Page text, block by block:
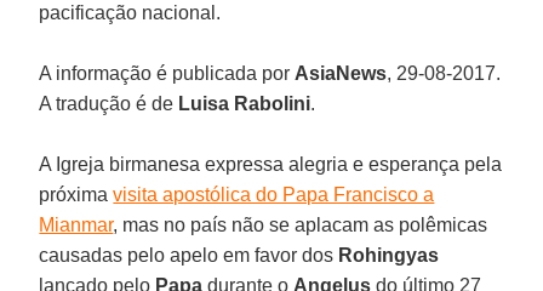
pacificação nacional.
A informação é publicada por AsiaNews, 29-08-2017.
A tradução é de Luisa Rabolini.
A Igreja birmanesa expressa alegria e esperança pela
próximavisita apostólica do Papa Francisco a
Mianmar, mas no país não se aplacam as polêmicas
causadas pelo apelo em favor dos Rohingyas
lançado pelo Papa durante o Angelus do último 27